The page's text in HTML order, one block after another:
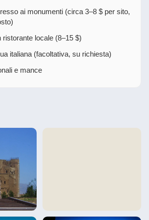
ai monumenti (circa 3–8 $ per sito,
ristorante locale (8–15 $)
italiana (facoltativa, su richiesta)
e mance